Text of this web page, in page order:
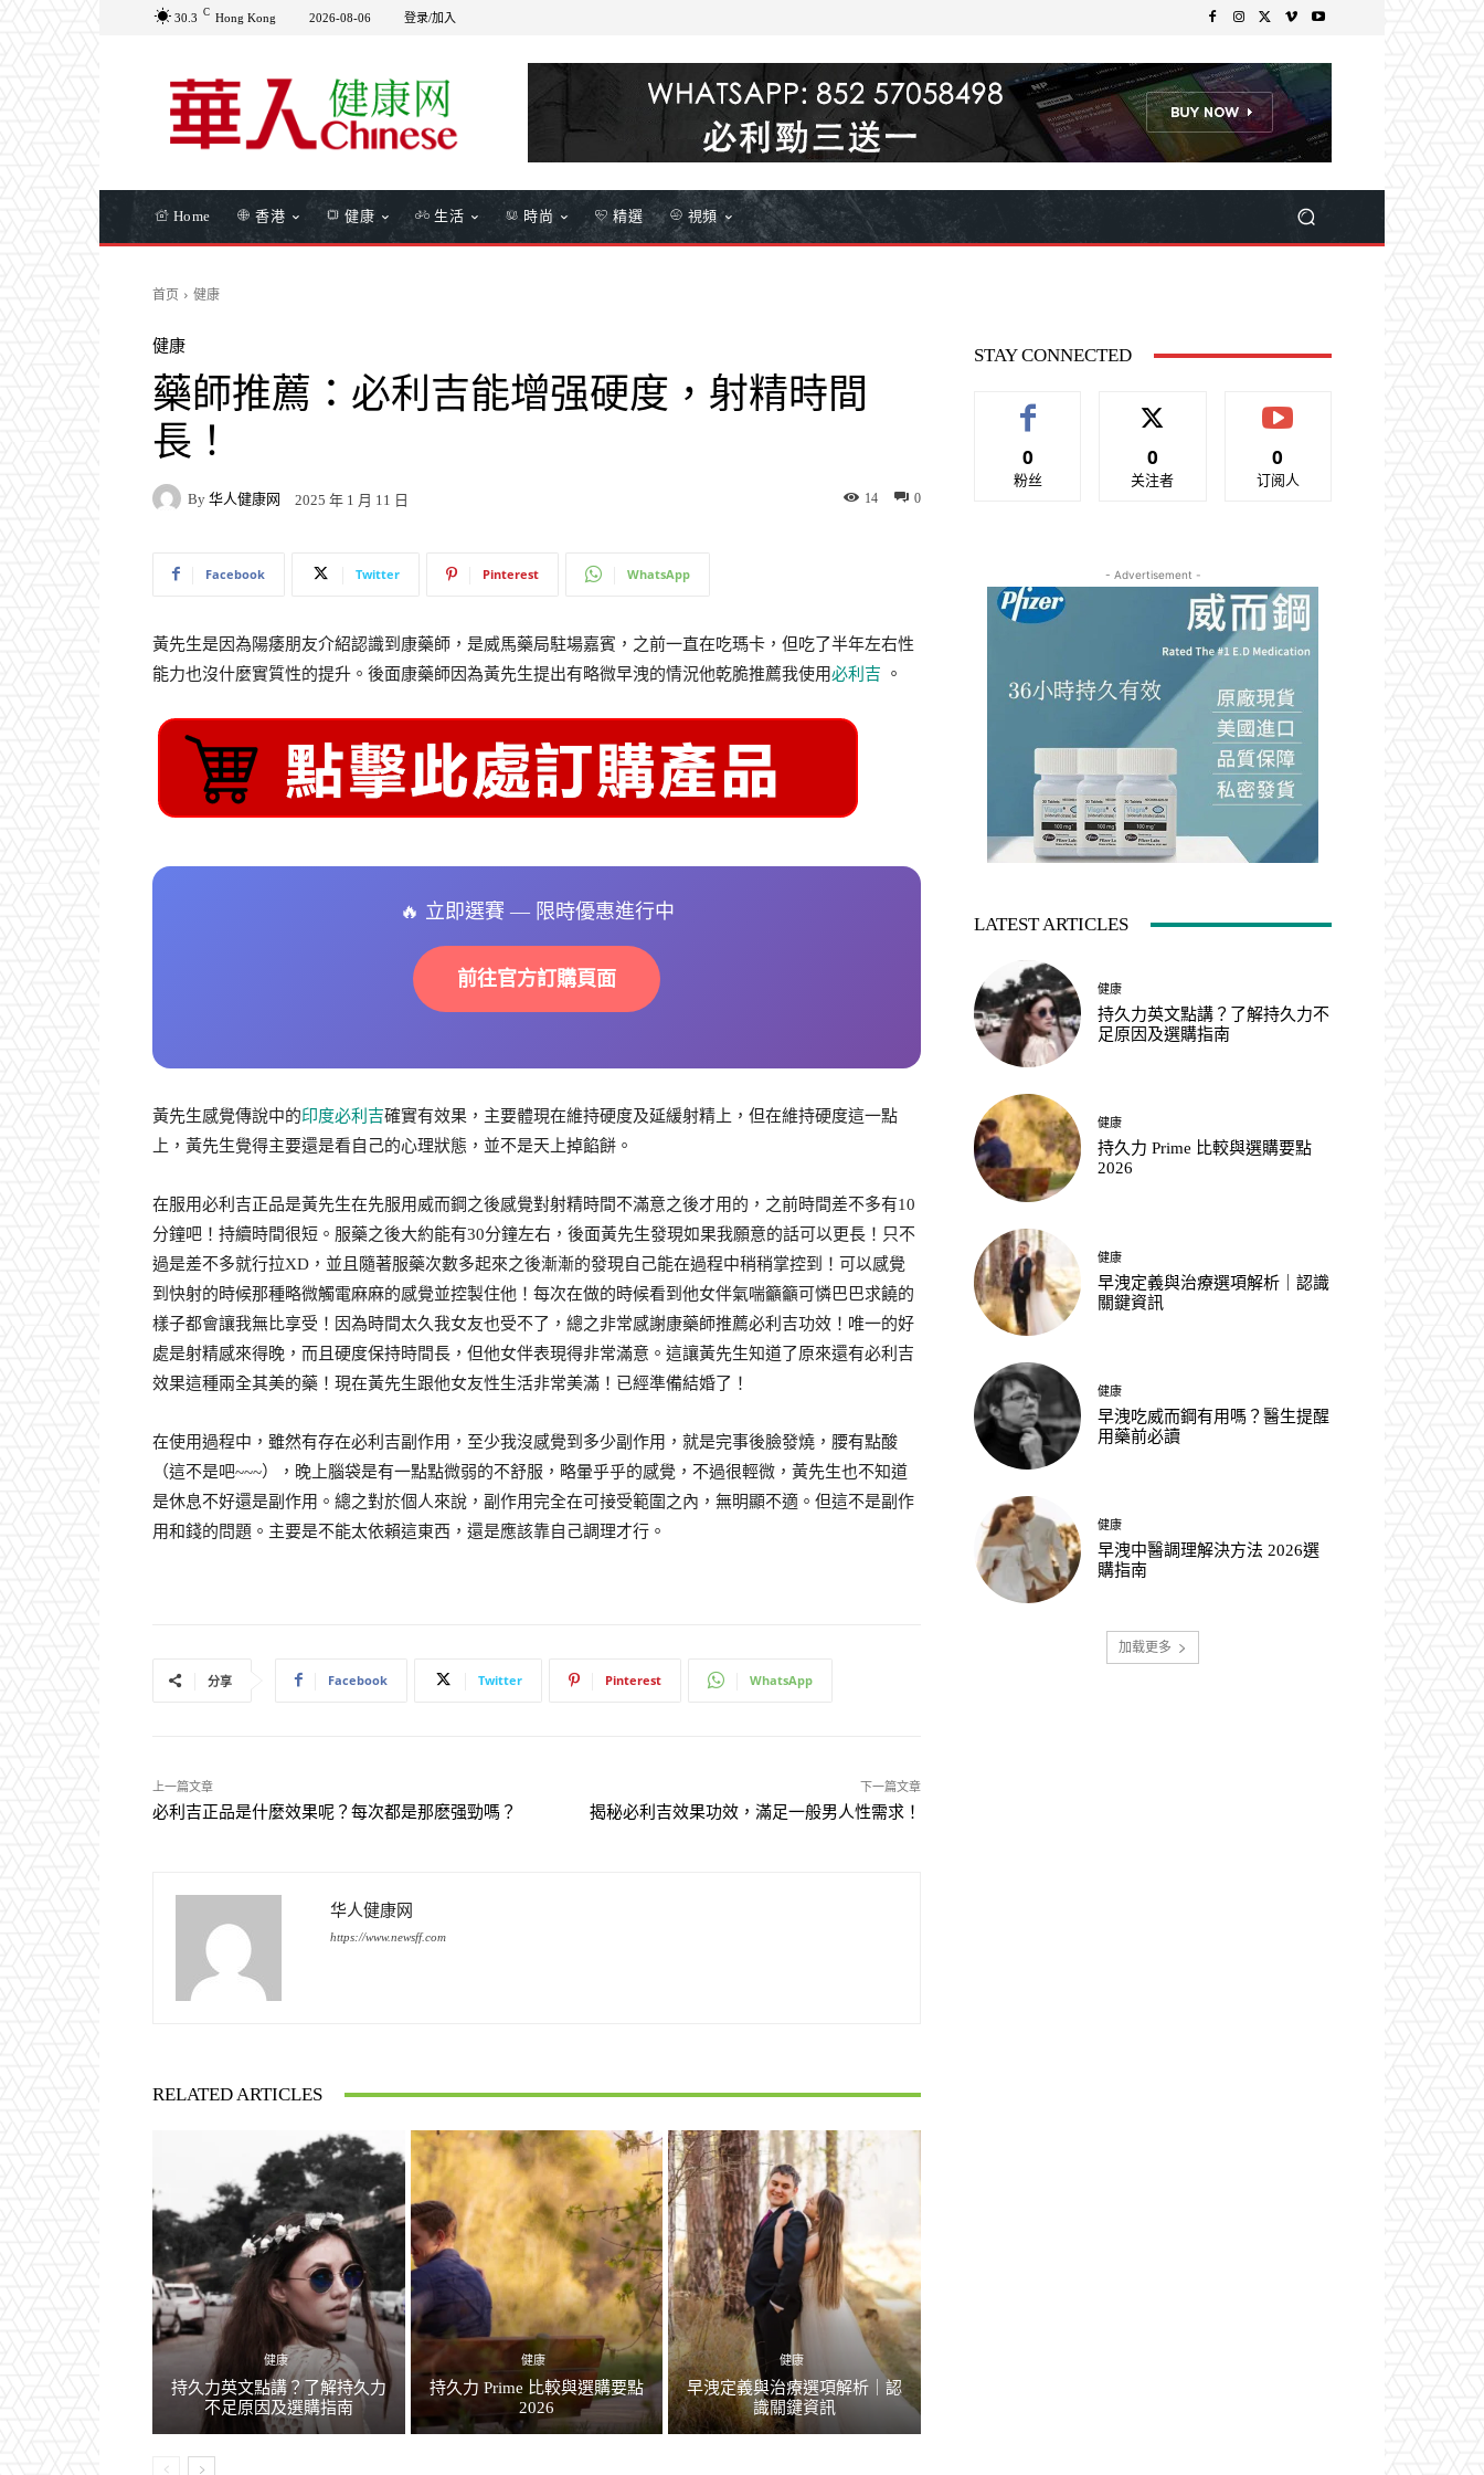
30.3 C Hong Kong 2026-08-06 登录/加入
Home 香港 健康 生活 時尚 精選 視頻
首页 健康
健康
藥師推薦：必利吉能增强硬度，射精時間
長！
By 华人健康网 2025 年 1 月 11 日 0
14
Facebook Twitter Pinterest WhatsApp
黃先生是因為陽痿朋友介紹認識到康藥師，是威馬藥局駐場嘉賓，之前一直在吃瑪卡，但吃了半年左右性
能力也沒什麼實質性的提升。後面康藥師因為黃先生提出有略微早洩的情況他乾脆推薦我使用必利吉 。
🔥 立即選賽 — 限時優惠進行中
前往官方訂購頁面
黃先生感覺傳說中的印度必利吉確實有效果，主要體現在維持硬度及延緩射精上，但在維持硬度這一點
上，黃先生覺得主要還是看自己的心理狀態，並不是天上掉餡餅。
在服用必利吉正品是黃先生在先服用威而鋼之後感覺對射精時間不滿意之後才用的，之前時間差不多有10
分鐘吧！持續時間很短。服藥之後大約能有30分鐘左右，後面黃先生發現如果我願意的話可以更長！只不
過是差不多就行拉XD，並且隨著服藥次數多起來之後漸漸的發現自己能在過程中稍稍掌控到！可以感覺
到快射的時候那種略微觸電麻麻的感覺並控製住他！每次在做的時候看到他女伴氣喘籲籲可憐巴巴求饒的
樣子都會讓我無比享受！因為時間太久我女友也受不了，總之非常感謝康藥師推薦必利吉功效！唯一的好
處是射精感來得晚，而且硬度保持時間長，但他女伴表現得非常滿意。這讓黃先生知道了原來還有必利吉
效果這種兩全其美的藥！現在黃先生跟他女友性生活非常美滿！已經準備結婚了！
在使用過程中，雖然有存在必利吉副作用，至少我沒感覺到多少副作用，就是完事後臉發燒，腰有點酸
（這不是吧~~~），晚上腦袋是有一點點微弱的不舒服，略暈乎乎的感覺，不過很輕微，黃先生也不知道
是休息不好還是副作用。總之對於個人來說，副作用完全在可接受範圍之內，無明顯不適。但這不是副作
用和錢的問題。主要是不能太依賴這東西，還是應該靠自己調理才行。
分享 Facebook Twitter Pinterest WhatsApp
上一篇文章
必利吉正品是什麼效果呢？每次都是那麽强勁嗎？
下一篇文章
揭秘必利吉效果功效，滿足一般男人性需求！
华人健康网
https://www.newsff.com
RELATED ARTICLES
健康
持久力英文點講？了解持久力
不足原因及選購指南
健康
持久力 Prime 比較與選購要點
2026
健康
早洩定義與治療選項解析｜認
識關鍵資訊
STAY CONNECTED
0
粉丝
0
关注者
0
订阅人
- Advertisement -
LATEST ARTICLES
健康
持久力英文點講？了解持久力不
足原因及選購指南
健康
持久力 Prime 比較與選購要點
2026
健康
早洩定義與治療選項解析｜認識
關鍵資訊
健康
早洩吃威而鋼有用嗎？醫生提醒
用藥前必讀
健康
早洩中醫調理解決方法 2026選
購指南
加载更多